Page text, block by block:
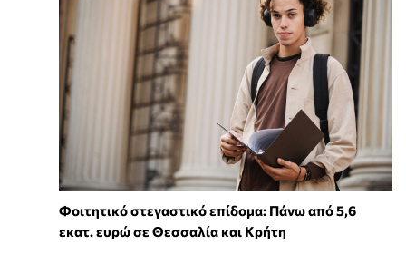
Φοιτητικό στεγαστικό επίδομα: Πάνω από 5,6
εκατ. ευρώ σε Θεσσαλία και Κρήτη